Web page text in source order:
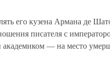
его кузена Армана де
писателя с
— на место